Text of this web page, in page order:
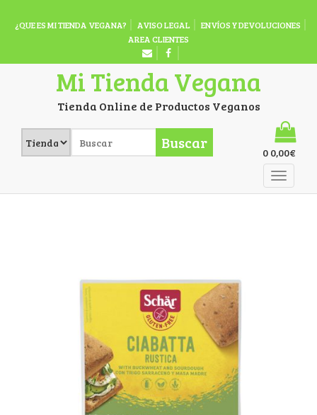
¿QUE ES MI TIENDA VEGANA? AVISO LEGAL
ENVÍOS Y DEVOLUCIONES
AREA CLIENTES
Mi Tienda Vegana
Tienda Online de Productos Veganos
Buscar
0 0,00€